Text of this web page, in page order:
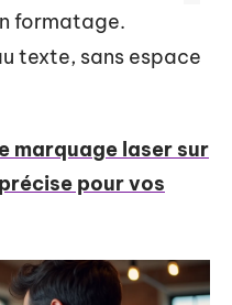
formatage.
texte, sans espace
marquage laser sur
pour vos